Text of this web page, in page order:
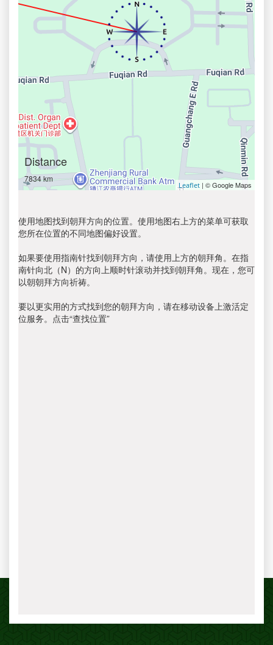
Distance
7834 km
Leaflet | © Google Maps
使用地图找到朝拜方向的位置。使用地图右上方的菜单可获取
您所在位置的不同地图偏好设置。
如果要使用指南针找到朝拜方向，请使用上方的朝拜角。在指
南针向北（N）的方向上顺时针滚动并找到朝拜角。现在，您可
以朝朝拜方向祈祷。
要以更实用的方式找到您的朝拜方向，请在移动设备上激活定
位服务。点击“查找位置”